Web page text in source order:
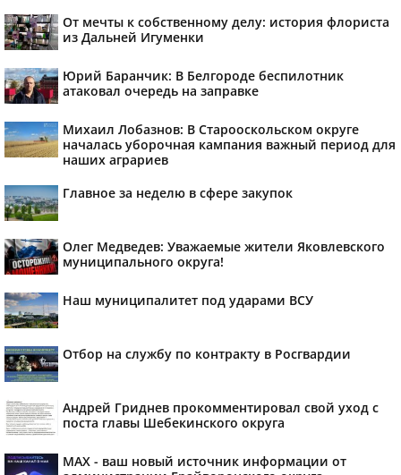
От мечты к собственному делу: история флориста
из Дальней Игуменки
Юрий Баранчик: В Белгороде беспилотник
атаковал очередь на заправке
Михаил Лобазнов: В Старооскольском округе
началась уборочная кампания важный период для
наших аграриев
Главное за неделю в сфере закупок
Олег Медведев: Уважаемые жители Яковлевского
муниципального округа!
Наш муниципалитет под ударами ВСУ
Отбор на службу по контракту в Росгвардии
Андрей Гриднев прокомментировал свой уход с
поста главы Шебекинского округа
MAX - ваш новый источник информации от